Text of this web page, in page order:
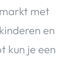
met
en
kun je een